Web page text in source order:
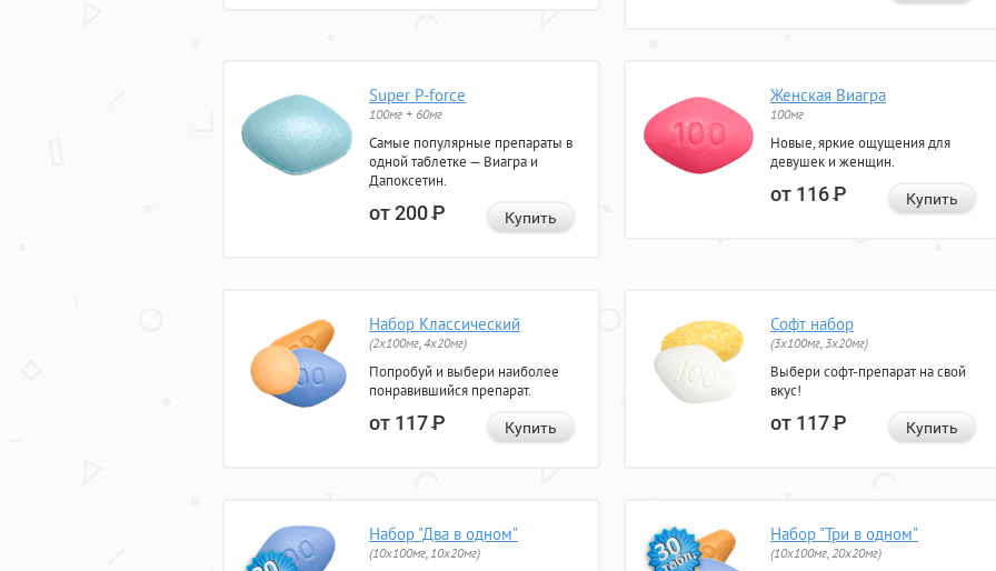
Super P-force
100мг + 60мг
Самые популярные препараты в
одной таблетке — Виагра и
Дапоксетин.
от 200Р Купить
Женская Виагра
100мг
Новые, яркие ощущения для
девушек и женщин.
от 116Р Купить
Набор Классический
(2x100мг, 4x20мг)
Попробуй и выбери наиболее
понравившийся препарат.
от 117Р Купить
Софт набор
(3x100мг, 3x20мг)
Выбери софт-препарат на свой
вкус!
от 117Р Купить
Набор "Два в одном"
(10x100мг, 10x20мг)
Набор "Три в одном"
(10x100мг, 20x20мг)